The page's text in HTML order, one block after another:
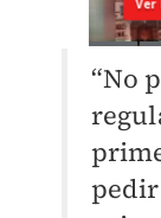
“No